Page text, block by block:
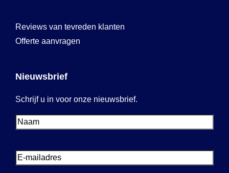
Reviews van tevreden klanten
Offerte aanvragen
Nieuwsbrief
Schrijf u in voor onze nieuwsbrief.
Voornaam
E-
mailadres